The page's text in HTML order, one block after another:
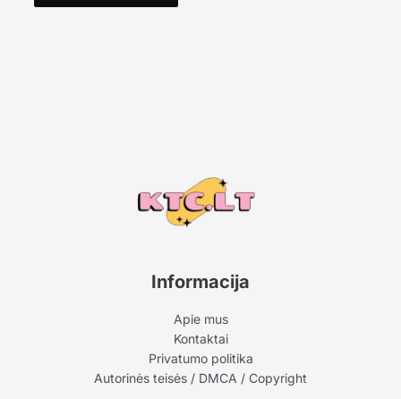
Informacija
Apie mus
Kontaktai
Privatumo politika
Autorinės teisės / DMCA / Copyright